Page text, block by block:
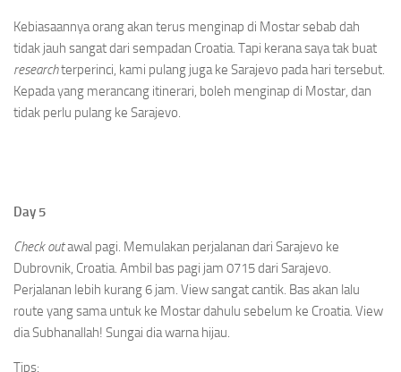
Kebiasaannya orang akan terus menginap di Mostar sebab dah
tidak jauh sangat dari sempadan Croatia. Tapi kerana saya tak buat
researchterperinci, kami pulang juga ke Sarajevo pada hari tersebut.
Kepada yang merancang itinerari, boleh menginap di Mostar, dan
tidak perlu pulang ke Sarajevo.
Day 5
Check outawal pagi. Memulakan perjalanan dari Sarajevo ke
Dubrovnik, Croatia. Ambil bas pagi jam 0715 dari Sarajevo.
Perjalanan lebih kurang 6 jam. View sangat cantik. Bas akan lalu
route yang sama untuk ke Mostar dahulu sebelum ke Croatia. View
dia Subhanallah! Sungai dia warna hijau.
Tips: